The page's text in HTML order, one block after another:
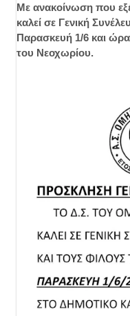
Με ανακοίνωση που
καλεί σε Γενική
Παρασκευή 1/6 και
του Νεοχωρίου.